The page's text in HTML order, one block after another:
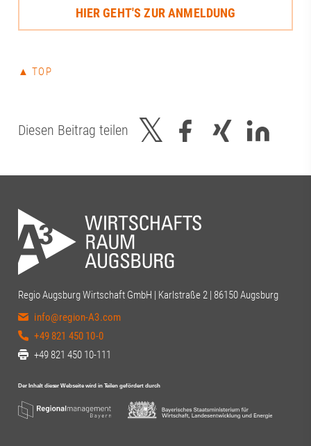
HIER GEHT'S ZUR ANMELDUNG
▲ TOP
Diesen Beitrag teilen
Regio Augsburg Wirtschaft GmbH | Karlstraße 2 | 86150 Augsburg
info@region-A3.com
+49 821 450 10-0
+49 821 450 10-111